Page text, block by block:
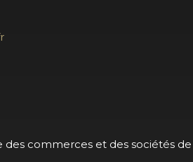
commerces et des sociétés